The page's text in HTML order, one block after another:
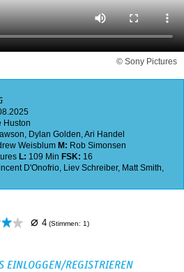
© Sony Pictures
Huston
, Dylan Golden,Ari Handel
Weisblum M: Rob Simonsen
L: 109 Min FSK: 16
D'Onofrio, Liev Schreiber, Matt Smith,
⌀ 4 (Stimmen: 1)
EINLOGGEN/REGISTRIEREN